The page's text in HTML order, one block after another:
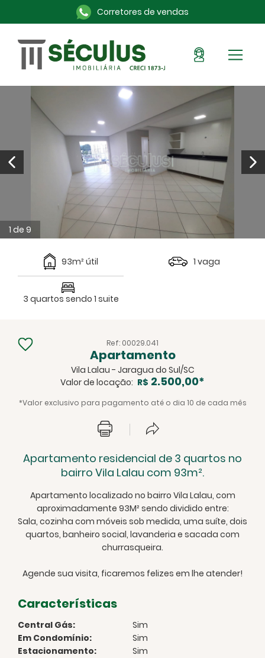
Corretores de vendas
Sou Cliente
Pronto para morar
Imóveis na planta
Alugue aqui
Blog
Anuncie seu imóvel
Sobre a Séculus
Contato
1 de 9
93m² útil 1 vaga
3 quartos sendo 1 suite
Ref: 00029.041
Apartamento
Vila Lalau - Jaragua do Sul/SC
Valor de locação: R$ 2.500,00*
*Valor exclusivo para pagamento até o dia 10 de cada mês
Apartamento residencial de 3 quartos no
bairro Vila Lalau com 93m².
Apartamento localizado no bairro Vila Lalau, com
aproximadamente 93M² sendo dividido entre:
Sala, cozinha com móveis sob medida, uma suíte, dois
quartos, banheiro social, lavanderia e sacada com
churrasqueira.
Agende sua visita, ficaremos felizes em lhe atender!
Características
Central Gás:
Sim
Em Condomínio:
Sim
Estacionamento:
Sim